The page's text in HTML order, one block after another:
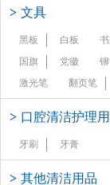
> 文具
黑板 白板
国旗
党徽
激光笔
翻页笔
> 口腔清洁护理
牙刷 牙膏
> 其他清洁用品